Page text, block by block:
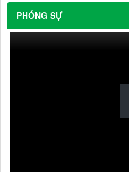
PHÓNG SỰ